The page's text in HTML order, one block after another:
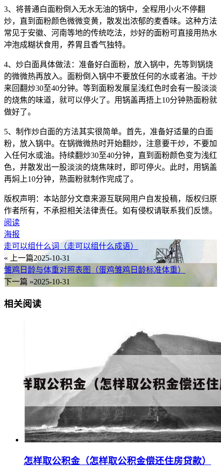
3、将普通白面粉倒入无水无油的锅中，全程用小火不停翻
炒，直到面粉颜色微微变黄，散发出浓郁的麦香味。这种方法
常见于安徽、河南等地的传统吃法，炒好的面粉可直接用热水
冲泡成糊状食用，养胃且香气独特。
4、炒白面具体做法：准备好白面粉，放入锅中，先等到锅烧
的微微热再放入。面粉倒入锅中不要放任何的水或者油。干炒
来回翻炒30至40分钟。等到面粉发展呈浅红色时会有一股淡淡
的烧焦的味道，就可以停火了。用锅盖再捂上10分钟熟面粉就
做好了。
5、制作炒白面的方法其实很简单。首先，准备好适量的白面
粉，放入锅中。在锅微微热时开始翻炒，注意要干炒，不要加
入任何水或油。持续翻炒30至40分钟，直到面粉颜色变为浅红
色，并散发出一股淡淡的烧焦味时，即可停火。此时，用锅盖
再焖上10分钟，熟面粉就制作完成了。
版权声明：本站部分文章来源互联网用户自发投稿，版权归原
作者所有，不承担相关法律责任。如有侵权请联系我们反馈。
阅读
海报
走可以组什么词（走可以组什么成语）
« 上一篇2025-10-31
雏鸡日龄与体重对照表图（蛋鸡雏鸡日龄标准体重）
下一篇 »2025-10-31
相关阅读
怎样取公积金（怎样取公积金偿还住房贷款）